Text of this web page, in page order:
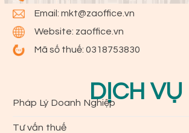
Email:mkt@zaoffice.vn
Website: zaoffice.vn
Mã số thuế: 0318753830
DỊCH VỤ
Pháp Lý Doanh Nghiệp
Tư vấn thuế